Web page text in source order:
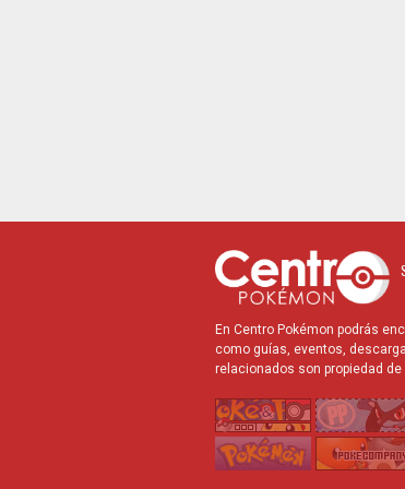
En Centro Pokémon podrás
como guías, eventos,
relacionados son propiedad de